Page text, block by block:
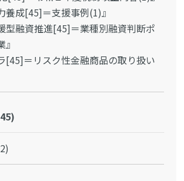
養成[45]＝支援事例(1)』
型融資推進[45]＝業種別融資判断ポ
[45]＝リスク性金融商品の取り扱い